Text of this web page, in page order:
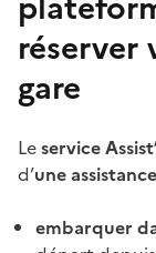
réserver
gare
Leservice
d’une
embarquer